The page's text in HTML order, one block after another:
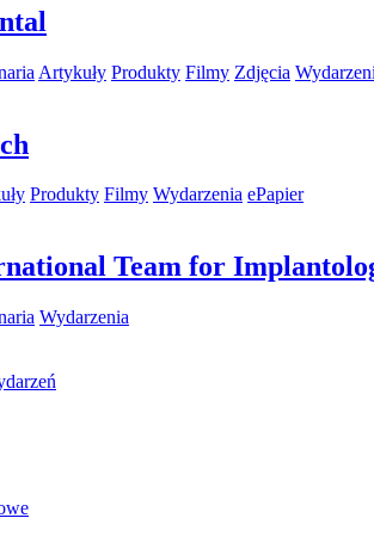
Artykuły Produkty Filmy Zdjęcia
Produkty Filmy Wydarzenia ePapier
Team for
Wydarzenia